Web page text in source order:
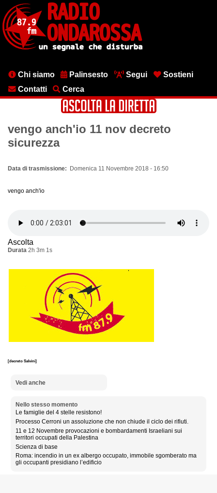
contenuto
principale
MenuChi siamo Palinsesto Segui
Sostieni
Contatti
Cerca
vengo anch'io 11 nov decreto
sicurezza
Data di trasmissione Domenica 11 Novembre 2018 - 16:50
vengo anch'io
Ascolta
Durata 2h 3m 1s
[decreto Salvini]
Vedi anche
Nello stesso momento
Le famiglie del 4 stelle resistono!
Processo Cerroni un assoluzione che non chiude il ciclo dei rifiuti.
11 e 12 Novembre provocazioni e bombardamenti Israeliani sui
territori occupati della Palestina
Scienza di base
Roma: incendio in un ex albergo occupato, immobile sgomberato ma
gli occupanti presidiano l’edificio